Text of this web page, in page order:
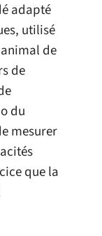
adapté
utilisé
de
de
du
mesurer
que la